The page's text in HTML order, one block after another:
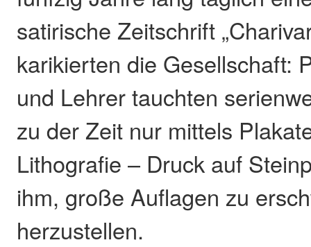
satirische Zeitschrift
karikierten die Gesellschaft:
und Lehrer tauchten
zu der Zeit nur mittels
Lithografie – Druck auf
ihm, große Auflagen zu
herzustellen.